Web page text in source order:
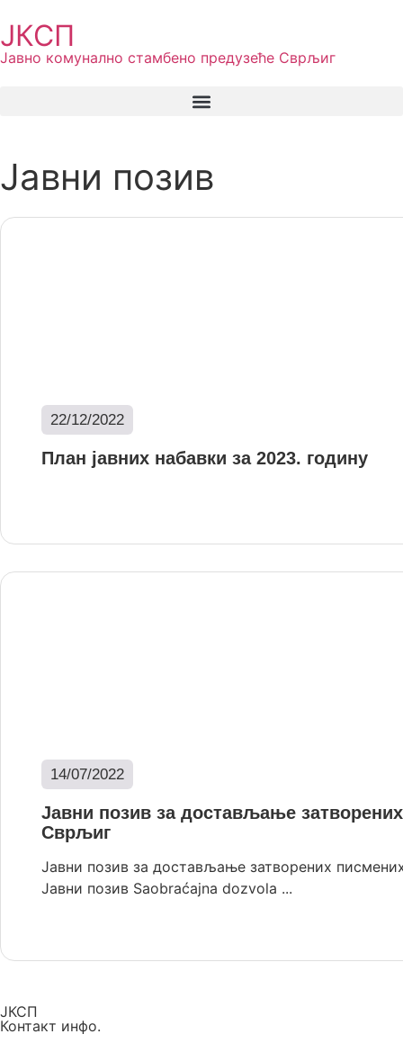
ЈКСП
Јавно комунално стамбено предузеће Сврљиг
Јавни позив
22/12/2022
План јавних набавки за 2023. годину
14/07/2022
Јавни позив за достављање
Сврљиг
Јавни позив за достављање затворених
Јавни позив Saobraćajna dozvola ...
ЈКСП
Контакт инфо.